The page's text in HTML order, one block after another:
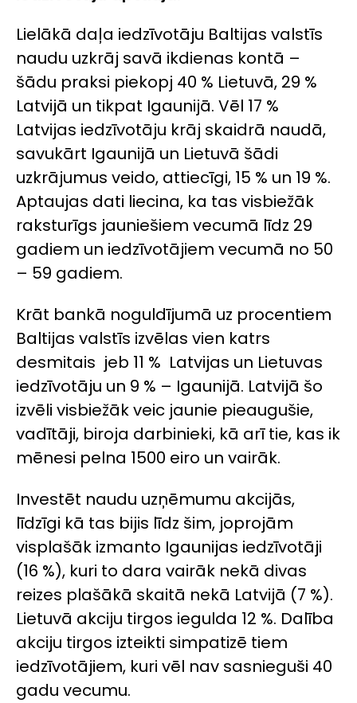
Lielākā daļa iedzīvotāju Baltijas valstīs
naudu uzkrāj savā ikdienas kontā –
šādu praksi piekopj 40 % Lietuvā, 29 %
Latvijā un tikpat Igaunijā. Vēl 17 %
Latvijas iedzīvotāju krāj skaidrā naudā,
savukārt Igaunijā un Lietuvā šādi
uzkrājumus veido, attiecīgi, 15 % un 19 %.
Aptaujas dati liecina, ka tas visbiežāk
raksturīgs jauniešiem vecumā līdz 29
gadiem un iedzīvotājiem vecumā no 50
– 59 gadiem.
Krāt bankā noguldījumā uz procentiem
Baltijas valstīs izvēlas vien katrs
desmitais jeb 11 % Latvijas un Lietuvas
iedzīvotāju un 9 % – Igaunijā. Latvijā šo
izvēli visbiežāk veic jaunie pieaugušie,
vadītāji, biroja darbinieki, kā arī tie, kas ik
mēnesi pelna 1500 eiro un vairāk.
Investēt naudu uzņēmumu akcijās,
līdzīgi kā tas bijis līdz šim, joprojām
visplašāk izmanto Igaunijas iedzīvotāji
(16 %), kuri to dara vairāk nekā divas
reizes plašākā skaitā nekā Latvijā (7 %).
Lietuvā akciju tirgos iegulda 12 %. Dalība
akciju tirgos izteikti simpatizē tiem
iedzīvotājiem, kuri vēl nav sasnieguši 40
gadu vecumu.